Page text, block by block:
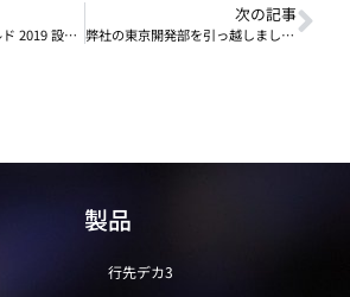
日本ものづくりワールド 2019 設計・製造ソリューション展（2019年2月6日～2019年2月8日）に「ものづくりスマート トレースシステム【HiMES-Tracer】」を出展しました。
次の記事
弊社の東京開発部を引っ越しました。
製品
行先デカ3